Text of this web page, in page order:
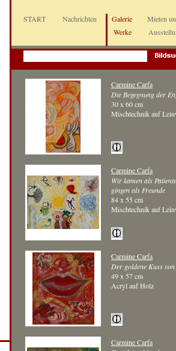
START Nachrichten
Galerie
Werke
Mieten
Carmine Carfa
Die Begegnung der
30 x 60 cm
Mischtechnik auf
Carmine Carfa
Wir kamen als
gingen als Freunde
84 x 55 cm
Mischtechnik auf
Carmine Carfa
Der goldene Kuss
49 x 57 cm
Acryl auf Holz
Carmine Carfa